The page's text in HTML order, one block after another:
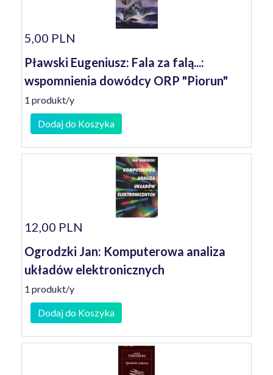
5,00 PLN
Pławski Eugeniusz: Fala za falą...:
wspomnienia dowódcy ORP "Piorun"
1 produkt/y
Dodaj do Koszyka
12,00 PLN
Ogrodzki Jan: Komputerowa analiza
układów elektronicznych
1 produkt/y
Dodaj do Koszyka